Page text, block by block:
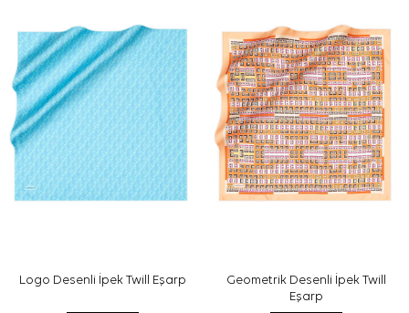
Sıkça Sorulan Sorular
Açık Yeşil İpek Kare Çiçekli Eşarp ölçüsü nedir?
Bu ürün hangi kalite grubundadır?
Deseninde hangi renkler öne çıkar?
Cacharel ipek eşarp nasıl kombinlenir?
Logo Desenli İpek Twill Eşarp
Geometrik Desenli İpek Twill
Eşarp